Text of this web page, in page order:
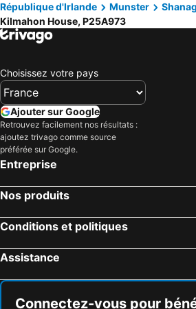
République d'Irlande
Munster
Kilmahon House, P25A973
Choisissez votre pays
Ajouter sur Google
Retrouvez facilement nos résultats :
ajoutez trivago comme source
préférée sur Google.
Entreprise
Nos produits
Conditions et politiques
Assistance
Connectez-vous pour